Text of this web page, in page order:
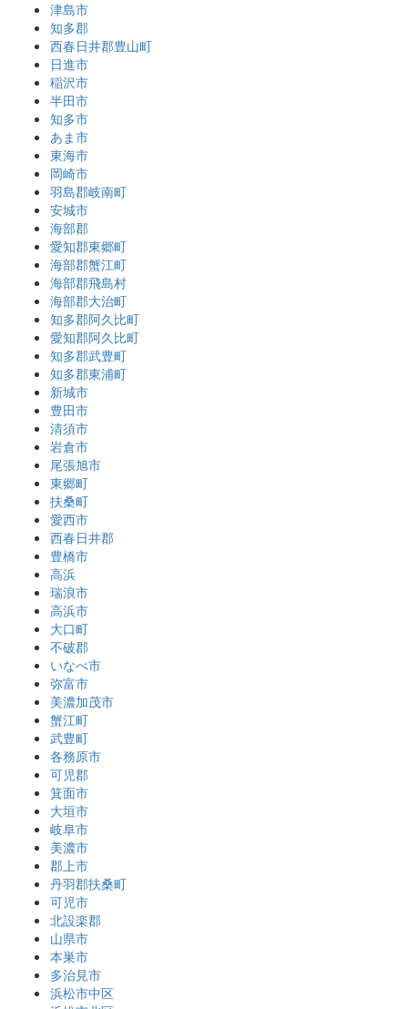
津島市
知多郡
西春日井郡豊山町
日進市
稲沢市
半田市
知多市
あま市
東海市
岡崎市
羽島郡岐南町
安城市
海部郡
愛知郡東郷町
海部郡蟹江町
海部郡飛島村
海部郡大治町
知多郡阿久比町
愛知郡阿久比町
知多郡武豊町
知多郡東浦町
新城市
豊田市
清須市
岩倉市
尾張旭市
東郷町
扶桑町
愛西市
西春日井郡
豊橋市
高浜
瑞浪市
高浜市
大口町
不破郡
いなべ市
弥富市
美濃加茂市
蟹江町
武豊町
各務原市
可児郡
箕面市
大垣市
岐阜市
美濃市
郡上市
丹羽郡扶桑町
可児市
北設楽郡
山県市
本巣市
多治見市
浜松市中区